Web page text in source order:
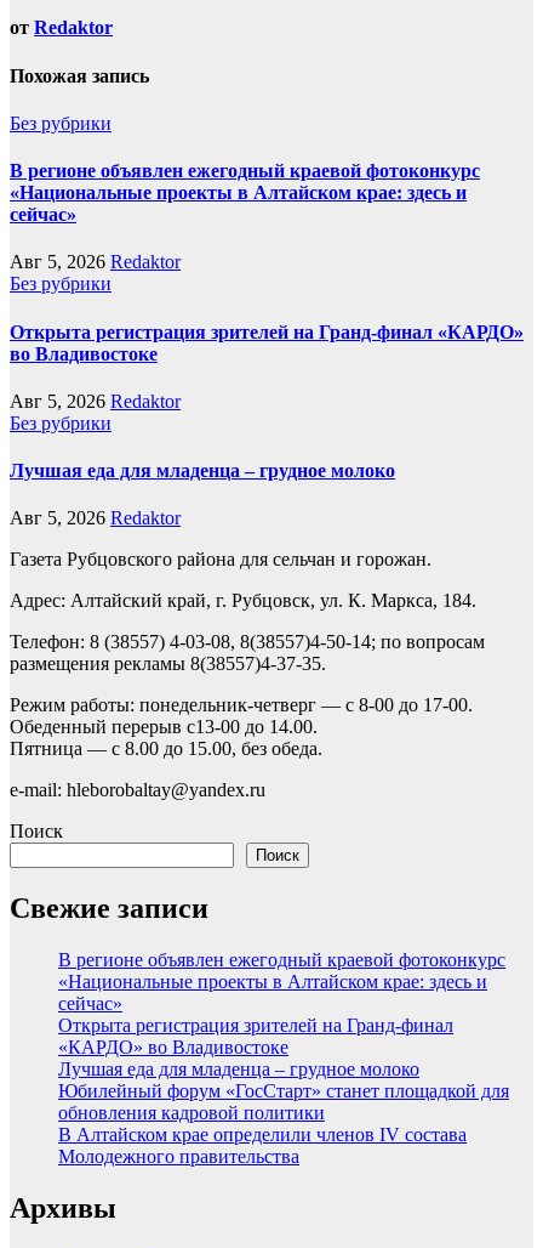
от Redaktor
Похожая запись
Без рубрики
В регионе объявлен ежегодный краевой фотоконкурс
«Национальные проекты в Алтайском крае: здесь и
сейчас»
Авг 5, 2026 Redaktor
Без рубрики
Открыта регистрация зрителей на Гранд-финал «КАРДО»
во Владивостоке
Авг 5, 2026 Redaktor
Без рубрики
Лучшая еда для младенца – грудное молоко
Авг 5, 2026 Redaktor
Газета Рубцовского района для сельчан и горожан.
Адрес: Алтайский край, г. Рубцовск, ул. К. Маркса, 184.
Телефон: 8 (38557) 4-03-08, 8(38557)4-50-14; по вопросам
размещения рекламы 8(38557)4-37-35.
Режим работы: понедельник-четверг — с 8-00 до 17-00.
Обеденный перерыв с13-00 до 14.00.
Пятница — с 8.00 до 15.00, без обеда.
e-mail: hleborobaltay@yandex.ru
Поиск
Поиск
Свежие записи
В регионе объявлен ежегодный краевой фотоконкурс
«Национальные проекты в Алтайском крае: здесь и
сейчас»
Открыта регистрация зрителей на Гранд-финал
«КАРДО» во Владивостоке
Лучшая еда для младенца – грудное молоко
Юбилейный форум «ГосСтарт» станет площадкой для
обновления кадровой политики
В Алтайском крае определили членов IV состава
Молодежного правительства
Архивы